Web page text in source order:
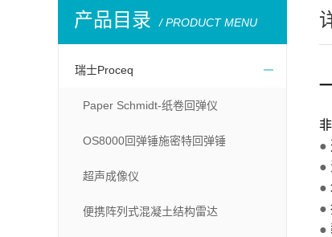
产品目录 / PRODUCT MENU
瑞士Proceq
Paper Schmidt-纸卷回弹仪
OS8000回弹锤施密特回弹锤
超声成像仪
便携阵列式混凝土结构雷达
一
●
●
●
●
●